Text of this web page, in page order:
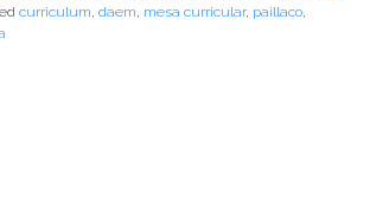
curriculum, daem, mesa curricular, paillaco,